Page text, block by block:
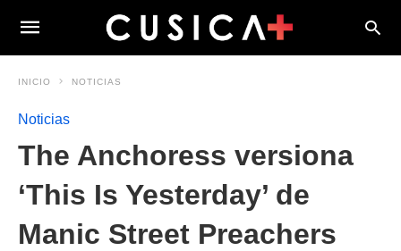
INICIO NOTICIAS
Noticias
The Anchoress versiona
‘This Is Yesterday’ de
Manic Street Preachers